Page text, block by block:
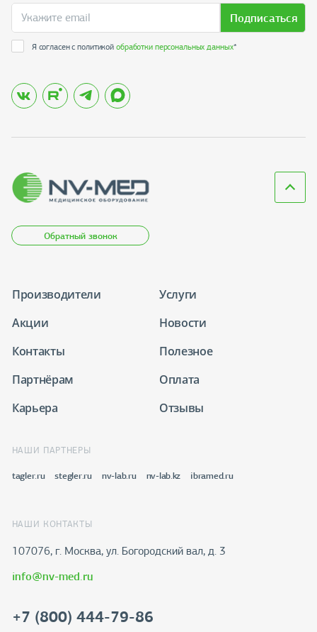
Подписаться
Я согласен с политикойобработки персональных данных*
Обратный звонок
Производители
Услуги
Акции
Новости
Контакты
Полезное
Партнёрам
Оплата
Карьера
Отзывы
НАШИ ПАРТНЕРЫ
tagler.ru stegler.ru nv-lab.ru nv-lab.kz ibramed.ru
НАШИ КОНТАКТЫ
107076, г. Москва, ул. Богородский вал, д. 3
info@nv-med.ru
+7 (800) 444-79-86